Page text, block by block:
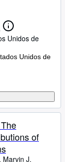
Unidos de
Unidos de
of
Marvin J.